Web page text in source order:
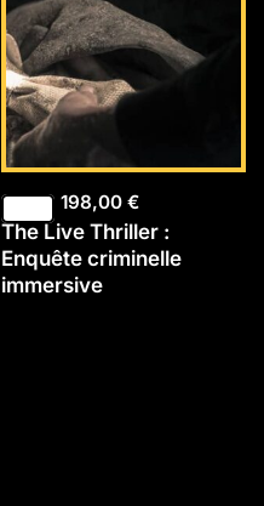
198,00 €
The Live Thriller :
Enquête criminelle
immersive